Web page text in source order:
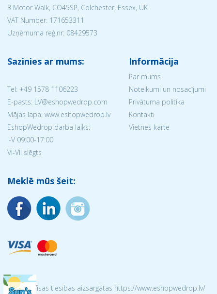
3 Motor Walk, CO45SP, Colchester, Essex, UK
VAT Number: 171653311
Uzņēmuma reģ.nr: 08429573
Sazinies ar mums:
Tel: +49 1578 1106223
E-pasts: LV@eshopwedrop.com
Mājas lapa: www.eshopwedrop.lv
EshopWedrop darba laiks:
I-V 09:00-17:00
VI-VII slēgts
Informācija
Par mums
Noteikumi un nosacījumi
Privātuma politika
Kontakti
Vietnes karte
Meklē mūs šeit:
© 2026 Visas tiesības aizsargātas https://www.eshopwedrop.lv/